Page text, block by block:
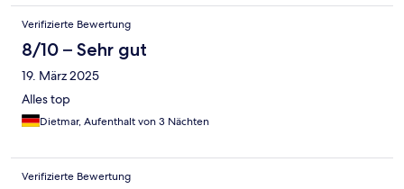
Verifizierte Bewertung
8/10 – Sehr gut
19. März 2025
Alles top
Dietmar, Aufenthalt von 3 Nächten
Verifizierte Bewertung